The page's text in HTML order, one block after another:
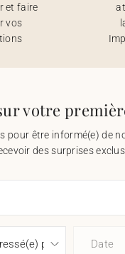
et faire
vos
votre
pour être informé(e) de
des surprises
Date